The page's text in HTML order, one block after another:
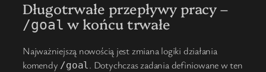
Długotrwałe przepływy pracy –
/goal w końcu trwałe
Najważniejszą nowością jest zmiana logiki działania
komendy /goal. Dotychczas zadania definiowane w ten